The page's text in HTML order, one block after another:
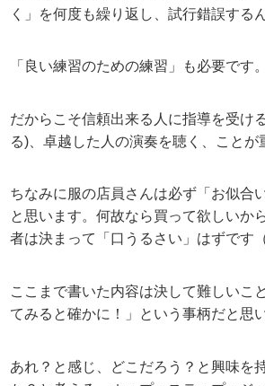
く」を何度も繰り返し、試行錯誤する
「良い練習のための練習」も必要です。
だからこそ信頼出来る人に指導を受け
る)、卓越した人の演奏を聴く、ことが
ちなみに服の店員さんは必ず「お似合
と思います。何故なら買って欲しいか
者は決まって「口うるさい」はずです（
ここまで書いた内容は決して難しいこ
てみると確かに！」という事柄だと思
あれ？と感じ、どこだろう？と興味を